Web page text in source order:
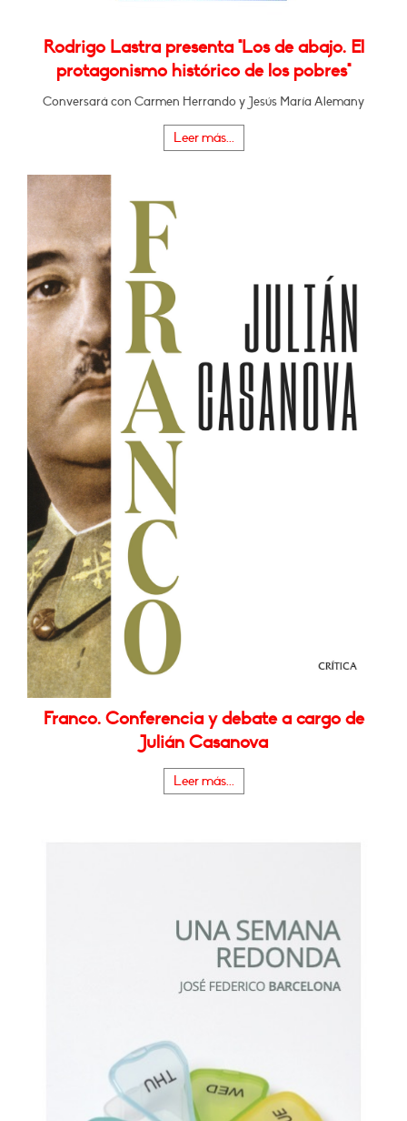
Rodrigo Lastra presenta "Los de abajo. El
protagonismo histórico de los pobres"
Conversará con Carmen Herrando y Jesús María Alemany
Leer más...
Franco. Conferencia y debate a cargo de
Julián Casanova
Leer más...